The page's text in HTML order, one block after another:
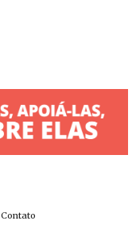
Contato